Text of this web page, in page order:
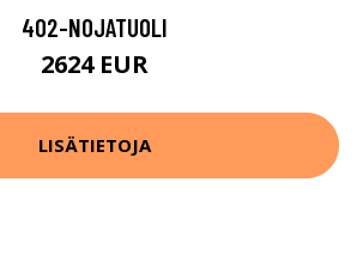
402-NOJATUOLI
2624 EUR
LISÄTIETOJA